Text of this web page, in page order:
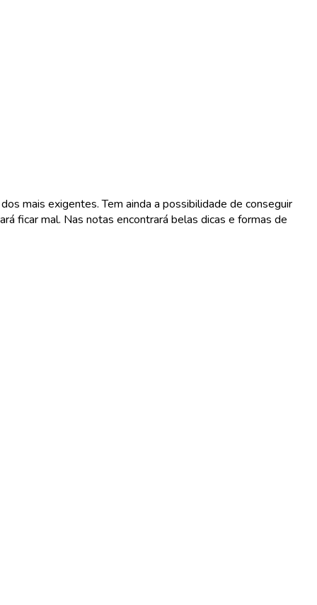
mais exigentes. Tem ainda a possibilidade de conseguir
ficar mal. Nas notas encontrará belas dicas e formas de